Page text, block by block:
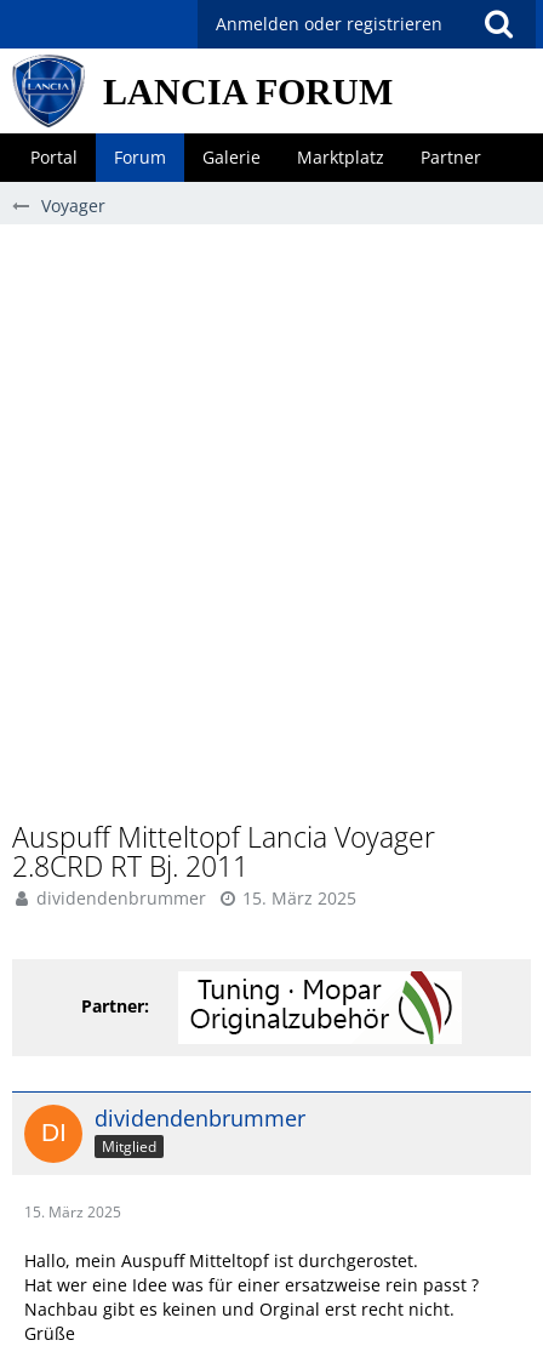
Anmelden oder registrieren
LANCIA FORUM
Portal Forum Galerie Marktplatz Partner
Voyager
Auspuff Mitteltopf Lancia Voyager
2.8CRD RT Bj. 2011
dividendenbrummer 15. März 2025
Partner:
dividendenbrummer
Mitglied
15. März 2025
Hallo, mein Auspuff Mitteltopf ist durchgerostet.
Hat wer eine Idee was für einer ersatzweise rein passt ?
Nachbau gibt es keinen und Orginal erst recht nicht.
Grüße